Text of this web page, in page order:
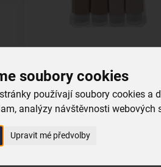
soubory cookies
používají soubory cookies a
analýzy návštěvnosti webových
Upravit mé předvolby
skladem
149,00 Kč